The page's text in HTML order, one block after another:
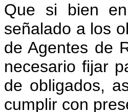
Que si bien
señalado a los
de Agentes de
necesario fijar
de obligados,
cumplir con